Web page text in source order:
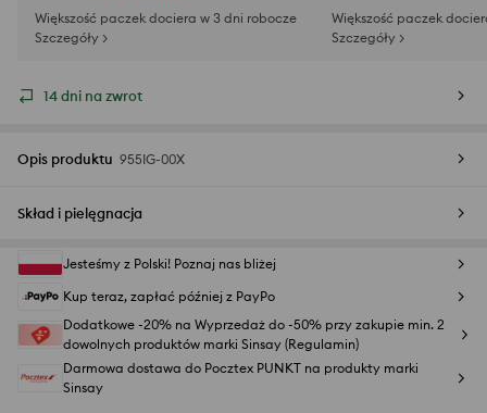
Większość paczek dociera w 3 dni robocze
Szczegóły >
Większość paczek
Szczegóły >
14 dni na zwrot
Opis produktu 955IG-00X
Skład i pielęgnacja
Jesteśmy z Polski! Poznaj nas bliżej
Kup teraz, zapłać później z PayPo
Dodatkowe -20% na Wyprzedaż do -50% przy zakupie min. 2
dowolnych produktów marki Sinsay (Regulamin)
Darmowa dostawa do Pocztex PUNKT na produkty marki
Sinsay